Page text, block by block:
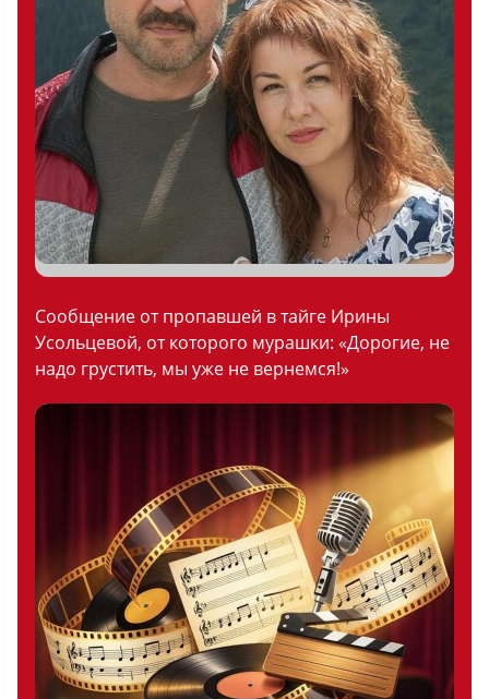
Сообщение от пропавшей в тайге Ирины
Усольцевой, от которого мурашки: «Дорогие, не
надо грустить, мы уже не вернемся!»